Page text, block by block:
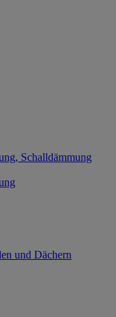
Schalldämmung
und Dächern